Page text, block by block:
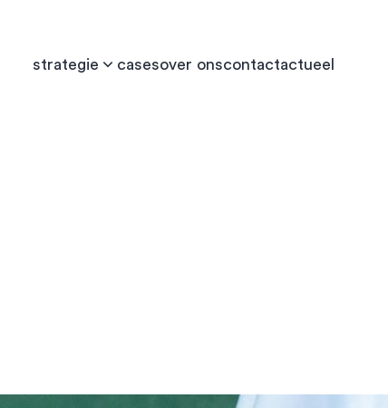
strategie casesover onscontactactueel